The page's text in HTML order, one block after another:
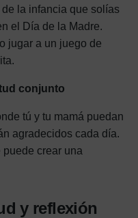
la infancia que solías
el Día de la Madre.
jugar a un juego de
conjunto
tú y tu mamá puedan
agradecidos cada día.
crear una
y reflexión